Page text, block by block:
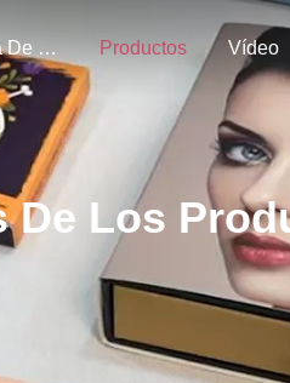
Acerca De Nosotros Productos Vídeo
De Los